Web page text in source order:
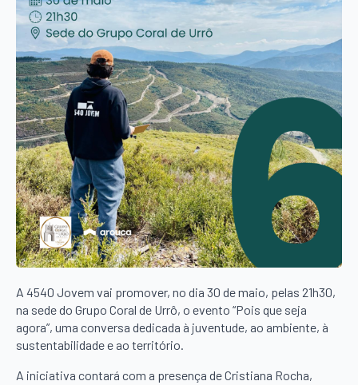
A 4540 Jovem vai promover, no dia 30 de maio, pelas 21h30,
na sede do Grupo Coral de Urrô, o evento “Pois que seja
agora”, uma conversa dedicada à juventude, ao ambiente, à
sustentabilidade e ao território.
A iniciativa contará com a presença de Cristiana Rocha,